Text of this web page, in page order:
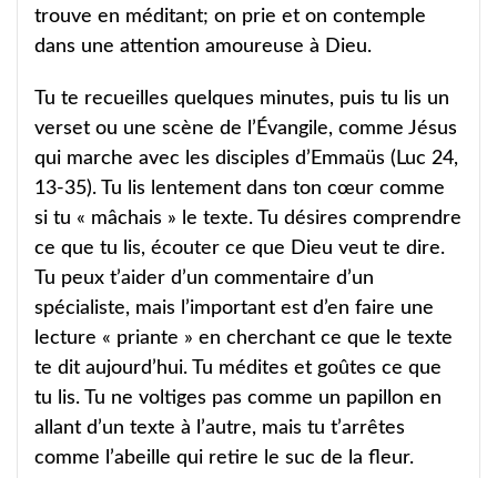
trouve en méditant; on prie et on contemple
dans une attention amoureuse à Dieu.
Tu te recueilles quelques minutes, puis tu lis un
verset ou une scène de l’Évangile, comme Jésus
qui marche avec les disciples d’Emmaüs (Luc 24,
13-35). Tu lis lentement dans ton cœur comme
si tu « mâchais » le texte. Tu désires comprendre
ce que tu lis, écouter ce que Dieu veut te dire.
Tu peux t’aider d’un commentaire d’un
spécialiste, mais l’important est d’en faire une
lecture « priante » en cherchant ce que le texte
te dit aujourd’hui. Tu médites et goûtes ce que
tu lis. Tu ne voltiges pas comme un papillon en
allant d’un texte à l’autre, mais tu t’arrêtes
comme l’abeille qui retire le suc de la fleur.